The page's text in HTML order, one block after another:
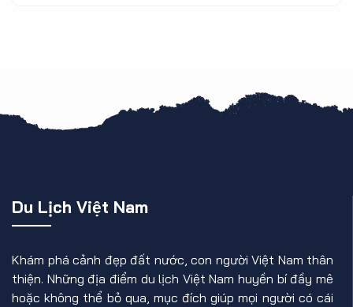
Du Lịch Việt Nam
Khám phá cảnh đẹp đất nước, con người Việt Nam thân
thiện. Những địa điểm du lịch Việt Nam huyền bí đầy mê
hoặc không thể bỏ qua, mục đích giúp mọi người có cái